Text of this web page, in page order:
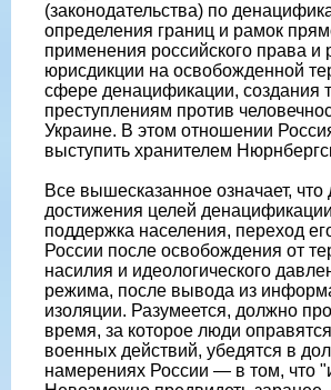
(законодательства) по
определения границ и рамок
применения российского права и
юрисдикции на освобожденной
сфере денацификации, создания
преступлениям против
Украине. В этом отношении
выступить хранителем
Все вышесказанное означает, что
достижения целей
поддержка населения, переход
России после освобождения от
насилия и идеологического
режима, после вывода из
изоляции. Разумеется, должно
время, за которое люди
военных действий, убедятся в
намерениях России — в том, что